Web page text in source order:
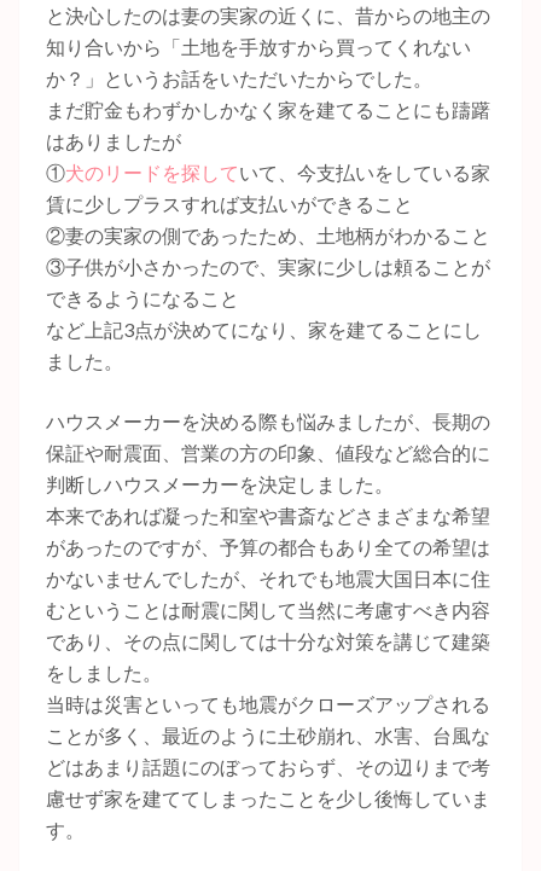
と決心したのは妻の実家の近くに、昔からの地主の
知り合いから「土地を手放すから買ってくれない
か？」というお話をいただいたからでした。
まだ貯金もわずかしかなく家を建てることにも躊躇
はありましたが
①犬のリードを探していて、今支払いをしている家
賃に少しプラスすれば支払いができること
②妻の実家の側であったため、土地柄がわかること
③子供が小さかったので、実家に少しは頼ることが
できるようになること
など上記3点が決めてになり、家を建てることにし
ました。
ハウスメーカーを決める際も悩みましたが、長期の
保証や耐震面、営業の方の印象、値段など総合的に
判断しハウスメーカーを決定しました。
本来であれば凝った和室や書斎などさまざまな希望
があったのですが、予算の都合もあり全ての希望は
かないませんでしたが、それでも地震大国日本に住
むということは耐震に関して当然に考慮すべき内容
であり、その点に関しては十分な対策を講じて建築
をしました。
当時は災害といっても地震がクローズアップされる
ことが多く、最近のように土砂崩れ、水害、台風な
どはあまり話題にのぼっておらず、その辺りまで考
慮せず家を建ててしまったことを少し後悔していま
す。